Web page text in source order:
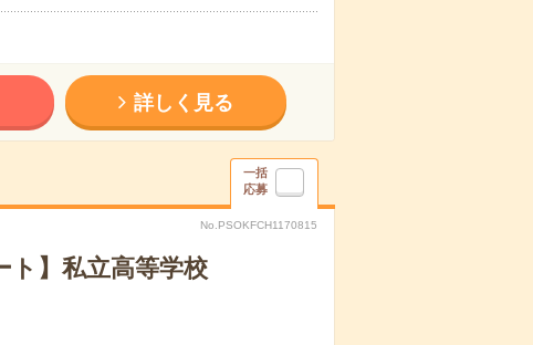
詳しく見る
一括
応募
No.PSOKFCH1170815
ト】私立高等学校